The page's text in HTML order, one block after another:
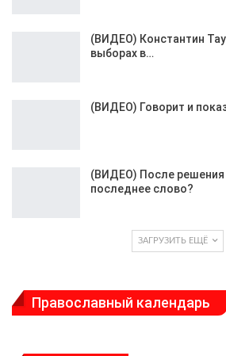
(ВИДЕО) Константин
выборах в…
(ВИДЕО) Говорит и
(ВИДЕО) После решения
последнее слово?
ЗАГРУЗИТЬ ЕЩЁ
Православный календарь